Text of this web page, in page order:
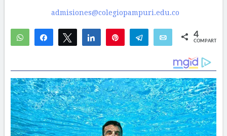
admisiones@colegiopampuri.edu.co
WhatsAppCompartirTwittear Compartir Telegram Email 4
COMPARTIR